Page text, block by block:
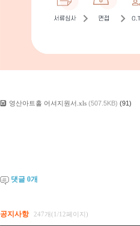
영산아트홀 어셔지원서.xls (507.5KB) (91)
댓글 0개
공지사항 247개(1/12페이지)